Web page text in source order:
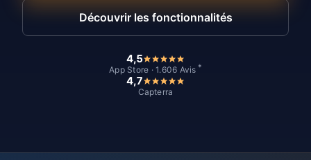
Découvrir les fonctionnalités
4,5
App Store · 1.606 Avis *
4,7
Capterra